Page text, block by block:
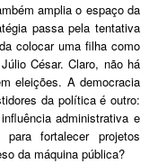
amplia o espaço da
passa pela tentativa
colocar uma filha como
César. Claro, não há
eleições. A democracia
da política é outro:
administrativa e
fortalecer projetos
da máquina pública?